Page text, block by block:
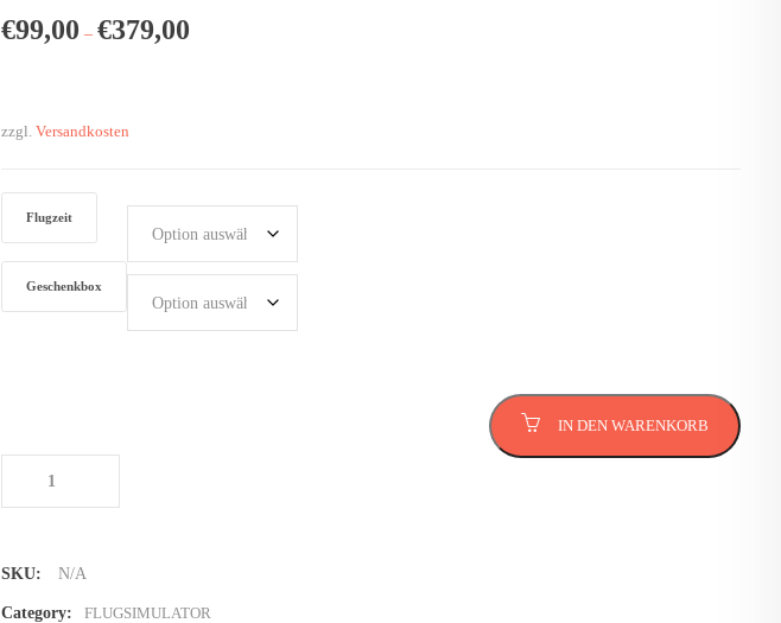
€99,00 – €379,00
zzgl. Versandkosten
Flugzeit
Geschenkbox
IN DEN WARENKORB
SKU: N/A
Category: FLUGSIMULATOR